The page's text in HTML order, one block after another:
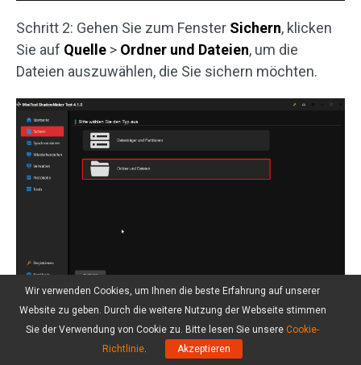
Schritt 2: Gehen Sie zum Fenster Sichern, klicken
Sie auf Quelle > Ordner und Dateien, um die
Dateien auszuwählen, die Sie sichern möchten.
Schritt 3: Klicken Sie aufZiel, um Ihre WLAN-
Festplatte als Sicherungslaufwerk auszuwählen.
Wir verwenden Cookies, um Ihnen die beste Erfahrung auf unserer
Website zu geben. Durch die weitere Nutzung der Webseite stimmen
Sie der Verwendung von Cookie zu. Bitte lesen Sie unsere Cookie-
Richtlinie. Akzeptieren